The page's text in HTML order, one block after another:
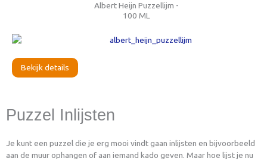
Albert Heijn Puzzellijm -
100 ML
Bekijk details
Puzzel Inlijsten
Je kunt een puzzel die je erg mooi vindt gaan inlijsten en bijvoorbeeld
aan de muur ophangen of aan iemand kado geven. Maar hoe lijst je nu